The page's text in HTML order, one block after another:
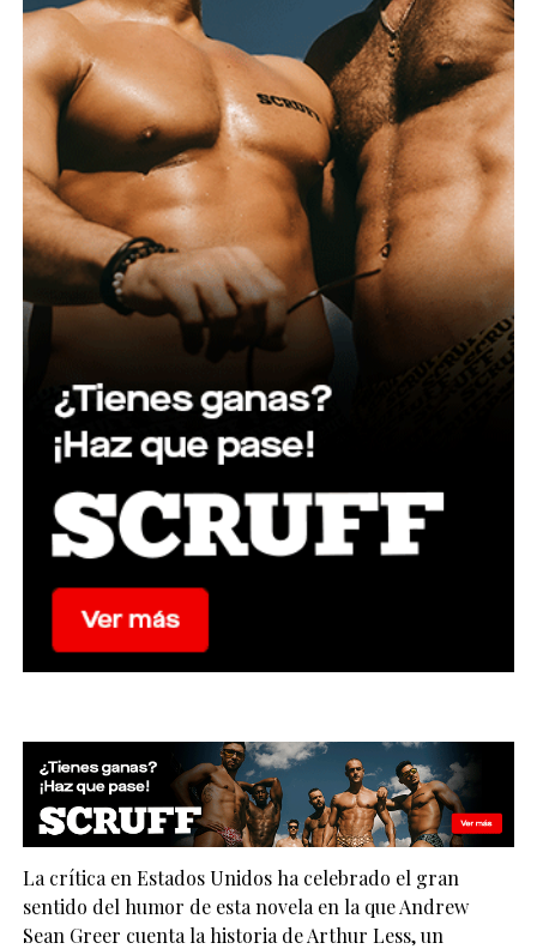
La crítica en Estados Unidos ha celebrado el gran
sentido del humor de esta novela en la que Andrew
Sean Greer cuenta la historia de Arthur Less, un